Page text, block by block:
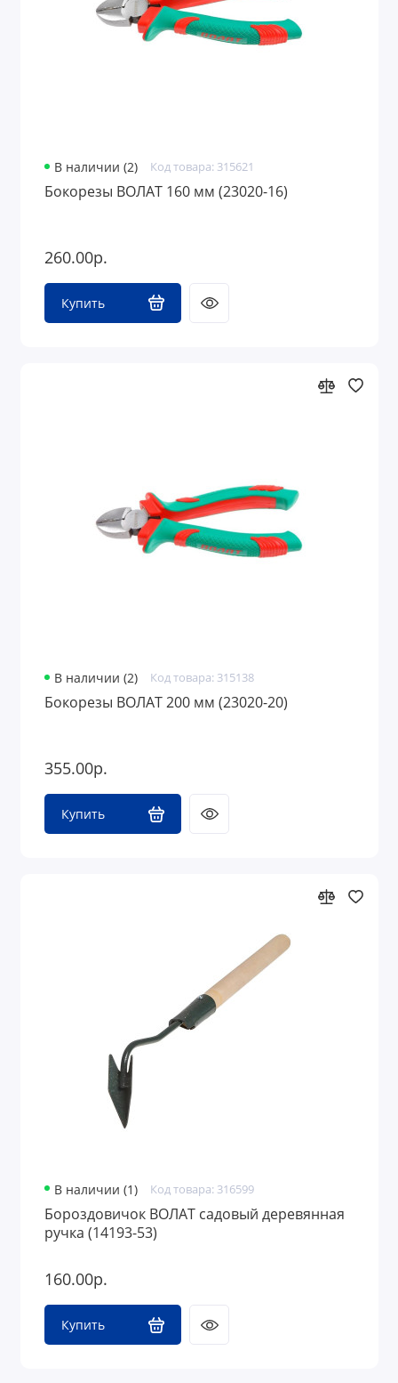
В наличии (2) Код товара: 315621
Бокорезы ВОЛАТ 160 мм (23020-16)
260.00р.
Купить
В наличии (2) Код товара: 315138
Бокорезы ВОЛАТ 200 мм (23020-20)
355.00р.
Купить
В наличии (1) Код товара: 316599
Бороздовичок ВОЛАТ садовый деревянная
ручка (14193-53)
160.00р.
Купить